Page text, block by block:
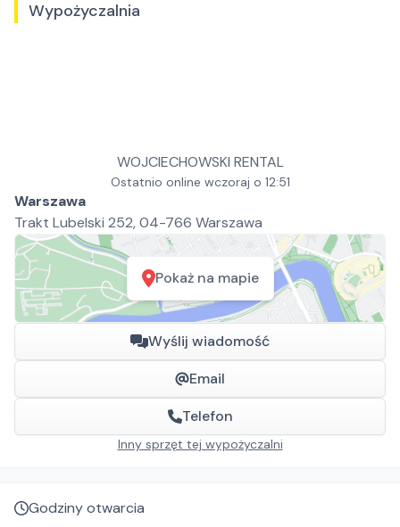
Wypożyczalnia
WOJCIECHOWSKI RENTAL
Ostatnio online wczoraj o 12:51
Warszawa
Trakt Lubelski 252, 04-766 Warszawa
Pokaż na mapie
Wyślij wiadomość
Email
Telefon
Inny sprzęt tej wypożyczalni
Godziny otwarcia